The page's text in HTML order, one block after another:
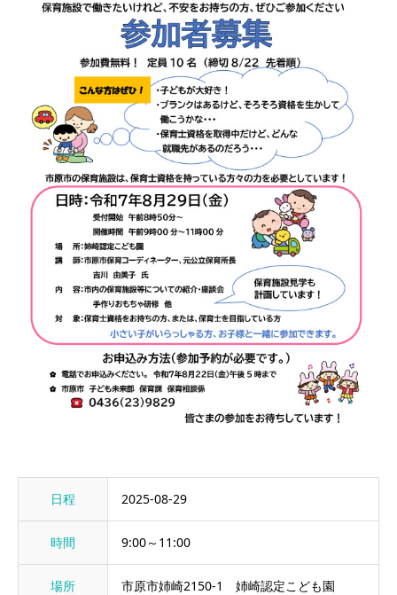
日程 2025-08-29
時間 9:00～11:00
場所 市原市姉崎2150-1 姉崎認定こども園